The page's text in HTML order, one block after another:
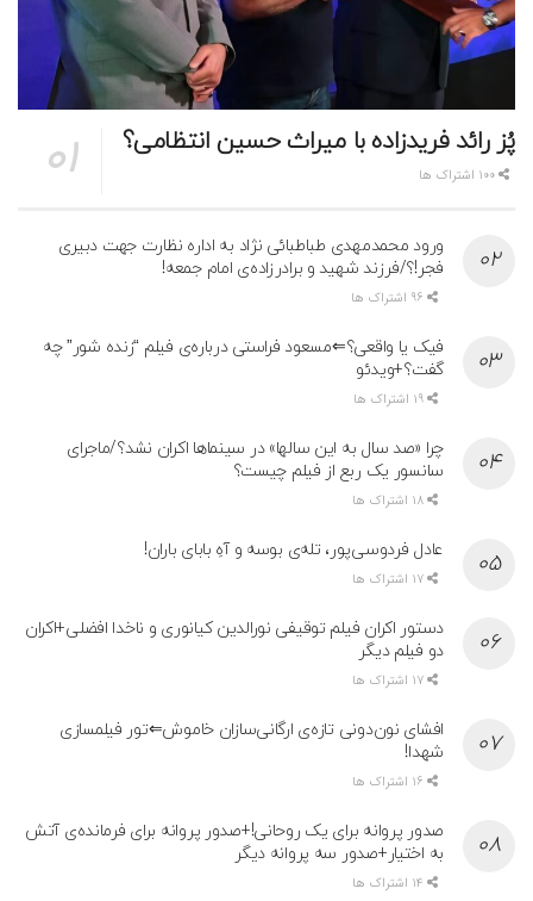
پُز رائد فریدزاده با میراث حسین انتظامی؟
ورود محمدمهدی طباطبائی نژاد به اداره نظارت جهت دبیری
فجر!؟/فرزند شهید و برادرزاده‌ی امام جمعه!
فیک یا واقعی؟⇐مسعود فراستی درباره‌ی فیلم “زنده شور” چه
گفت؟+ویدئو
چرا «صد سال به این سالها» در سینماها اکران نشد؟/ماجرای
سانسور یک ربع از فیلم چیست؟
عادل فردوسی‌پور، تله‌ی بوسه و آهِ بابای باران!
دستور اکران فیلم توقیفی نورالدین کیانوری و ناخدا افضلی+اکران
دو فیلم دیگر
افشای نون‌دونی تازه‌ی ارگانی‌سازان خاموش⇐تور فیلمسازی
شهدا!
صدور پروانه برای یک روحانی!+صدور پروانه برای فرمانده‌ی آتش
به اختیار+صدور سه پروانه دیگر